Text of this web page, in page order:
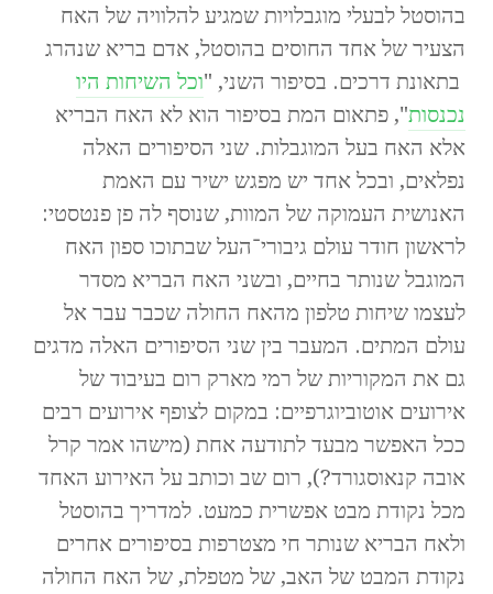
בהוסטל לבעלי מוגבלויות שמגיע להלוויה של האח
הצעיר של אחד החוסים בהוסטל, אדם בריא שנהרג
בתאונת דרכים. בסיפור השני, "וכל השיחות היו
נכנסות", פתאום המת בסיפור הוא לא האח הבריא
אלא האח בעל המוגבלות. שני הסיפורים האלה
נפלאים, ובכל אחד יש מפגש ישיר עם האמת
האנושית העמוקה של המוות, שנוסף לה פן פנטסטי:
לראשון חודר עולם גיבורי־העל שבתוכו ספון האח
המוגבל שנותר בחיים, ובשני האח הבריא מסדר
לעצמו שיחות טלפון מהאח החולה שכבר עבר אל
עולם המתים. המעבר בין שני הסיפורים האלה מדגים
גם את המקוריות של רמי מארק רום בעיבוד של
אירועים אוטוביוגרפיים: במקום לצופף אירועים רבים
ככל האפשר מבעד לתודעה אחת (מישהו אמר קרל
אובה קנאוסגורד?), רום שב וכותב על האירוע האחד
מכל נקודת מבט אפשרית כמעט. למדריך בהוסטל
ולאח הבריא שנותר חי מצטרפות בסיפורים אחרים
נקודת המבט של האב, של מטפלת, של האח החולה